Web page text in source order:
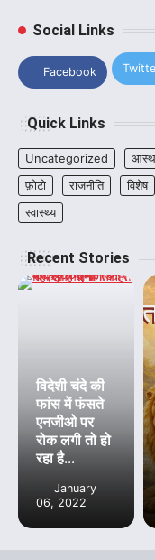
Social Links
Facebook
Quick Links
Uncategorized
फ़ोटो
राजनीति विशेष
स्वास्थ्य
Recent Stories
विदेशी चंदे की
फांस में फंसते
एनजीओ पर
रोक लगी तो हो
रहा है...
January
06, 2022